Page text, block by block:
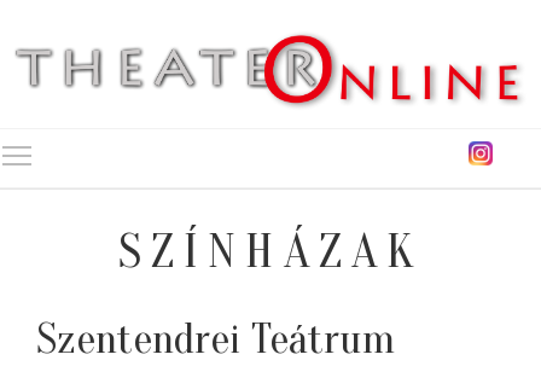
SZÍNHÁZAK
Szentendrei Teátrum